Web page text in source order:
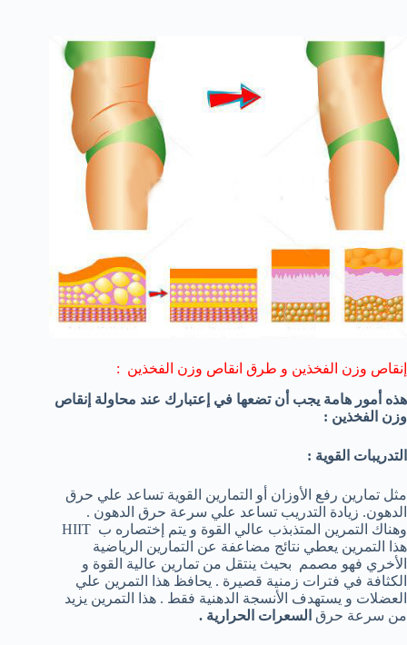
إنقاص وزن الفخذين و طرق انقاص وزن الفخذين :
هذه أمور هامة يجب أن تضعها في إعتبارك عند محاولة إنقاص
وزن الفخذين :
التدريبات القوية :
مثل تمارين رفع الأوزان أو التمارين القوية تساعد علي حرق
الدهون. زيادة التدريب تساعد علي سرعة حرق الدهون .
وهناك التمرين المتذبذب عالي القوة و يتم إختصاره ب HIIT
هذا التمرين يعطي نتائج مضاعفة عن التمارين الرياضية
الأخري فهو مصمم بحيث ينتقل من تمارين عالية القوة و
الكثافة في فترات زمنية قصيرة . يحافظ هذا التمرين علي
العضلات و يستهدف الأنسجة الدهنية فقط . هذا التمرين يزيد
من سرعة حرق السعرات الحرارية .